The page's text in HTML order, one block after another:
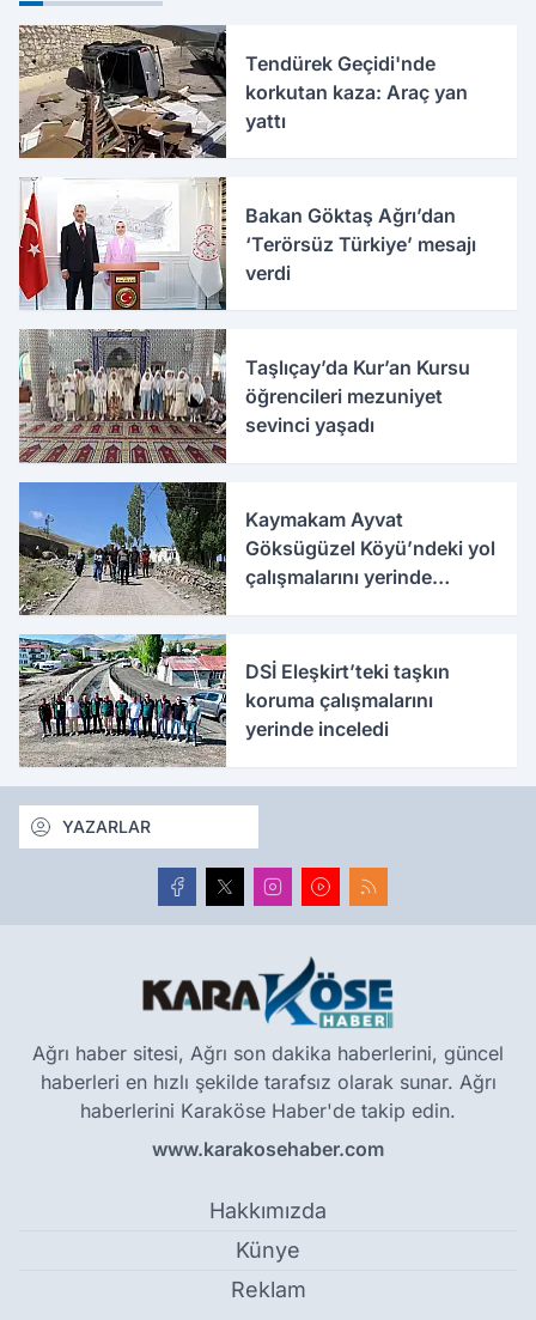
Tendürek Geçidi'nde
korkutan kaza: Araç yan
yattı
Bakan Göktaş Ağrı’dan
‘Terörsüz Türkiye’ mesajı
verdi
Taşlıçay’da Kur’an Kursu
öğrencileri mezuniyet
sevinci yaşadı
Kaymakam Ayvat
Göksügüzel Köyü’ndeki yol
çalışmalarını yerinde
DSİ Eleşkirt’teki taşkın
koruma çalışmalarını
yerinde inceledi
YAZARLAR
Ağrı haber sitesi, Ağrı son dakika haberlerini, güncel
haberleri en hızlı şekilde tarafsız olarak sunar. Ağrı
haberlerini Karaköse Haber'de takip edin.
www.karakosehaber.com
Hakkımızda
Künye
Reklam